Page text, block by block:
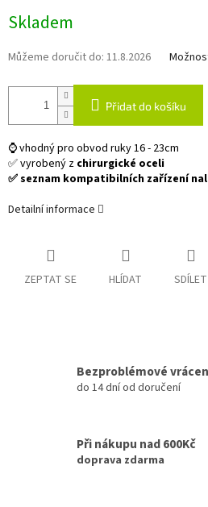
cena:
Skladem
Můžeme doručit do: 11.8.2026
Přidat do košíku
⌚ vhodný pro obvod ruky 16 - 23cm
✅ vyrobený z chirurgické oceli
✅ seznam kompatibilních zařízení
Detailní informace
ZEPTAT SE HLÍDAT SDÍLET
Bezproblémové
do 14 dní od doručení
Při nákupu nad 600Kč
doprava zdarma